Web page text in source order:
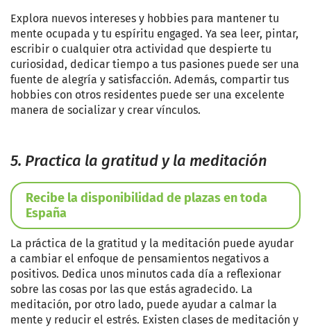
Explora nuevos intereses y hobbies para mantener tu
mente ocupada y tu espíritu engaged. Ya sea leer, pintar,
escribir o cualquier otra actividad que despierte tu
curiosidad, dedicar tiempo a tus pasiones puede ser una
fuente de alegría y satisfacción. Además, compartir tus
hobbies con otros residentes puede ser una excelente
manera de socializar y crear vínculos.
5. Practica la gratitud y la meditación
Recibe la disponibilidad de plazas en toda
España
La práctica de la gratitud y la meditación puede ayudar
a cambiar el enfoque de pensamientos negativos a
positivos. Dedica unos minutos cada día a reflexionar
sobre las cosas por las que estás agradecido. La
meditación, por otro lado, puede ayudar a calmar la
mente y reducir el estrés. Existen clases de meditación y